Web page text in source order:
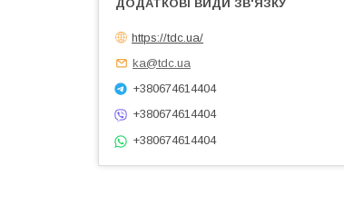
https://tdc.ua/
ka@tdc.ua
+380674614404
+380674614404
+380674614404